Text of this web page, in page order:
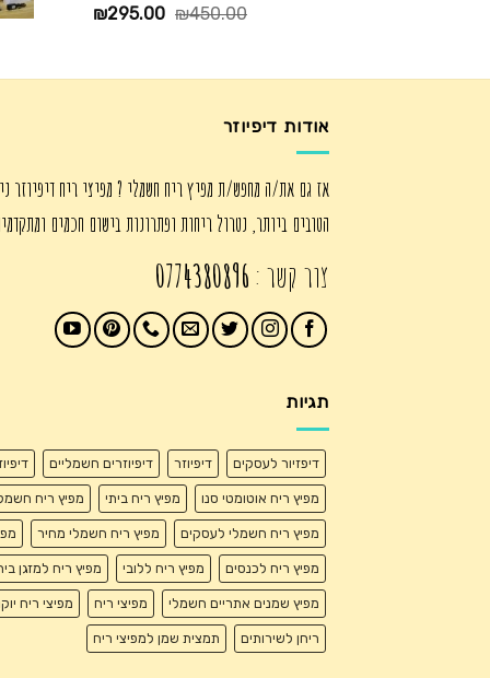
₪450.00
המחיר
₪450.00.
₪295.00
המחיר
₪295.00.
אודות דיפיוזר
אז גם את/ה מחפש/ת מפיץ ריח חשמלי ? מפיצי ריח דיפיוזר
הטובים ביותר, נטרול ריחות ופתרונות בישום חכמים
צור קשר : 0774380896
תגיות
דיפזיור לעסקים דיפיוזר דיפיוזרים חשמליים
מפיץ ריח אוטומטי סנו מפיץ ריח ביתי מפיץ ריח
מפיץ ריח חשמלי לעסקים מפיץ ריח חשמלי מחיר
מפיץ ריח לכנסים מפיץ ריח ללובי מפיץ ריח למזגן
מפיץ שמנים אתריים חשמלי מפיצי ריח מפיצי ריח
ריחן לשירותים תמצית שמן למפיצי ריח